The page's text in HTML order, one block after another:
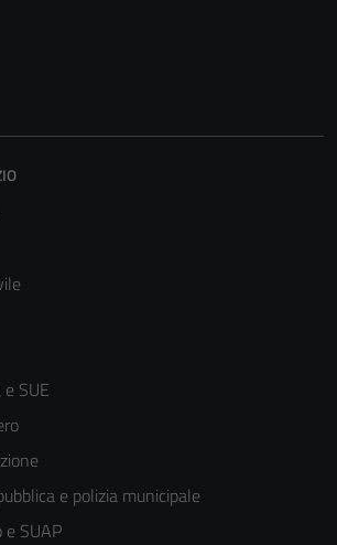
SUE
e polizia municipale
SUAP
per il